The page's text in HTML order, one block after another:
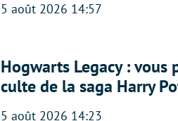
5 août 2026 14:57
Hogwarts Legacy :
culte de la saga Harry
5 août 2026 14:23